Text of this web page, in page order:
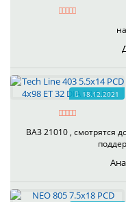
18.12.2021
ВАЗ 21010 , смотрятся